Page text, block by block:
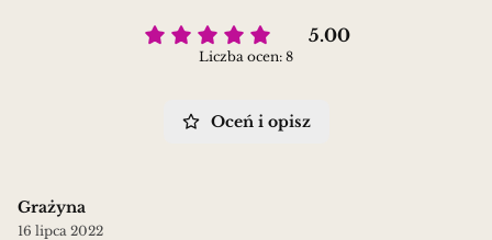
5.00
Liczba ocen: 8
Oceń i opisz
Grażyna
16 lipca 2022